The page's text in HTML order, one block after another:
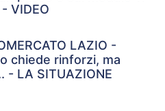
VIDEO
LAZIO -
chiede rinforzi, ma
- LA SITUAZIONE